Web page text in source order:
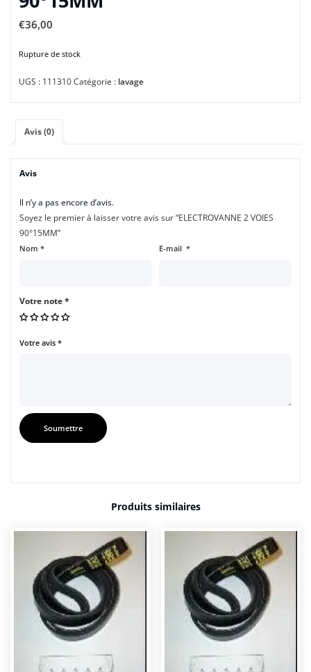
€36,00
Rupture de stock
UGS : 111310Catégorie : lavage
Avis (0)
Avis
Il n’y a pas encore d’avis.
Soyez le premier à laisser votre avis sur “ELECTROVANNE 2 VOIES
90°15MM”
Nom * E-mail *
Votre note*
Votre avis *
Produits similaires